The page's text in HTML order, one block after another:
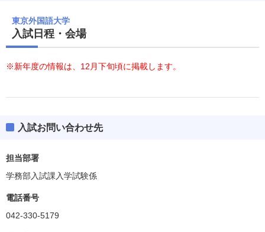
東京外国語大学
入試日程・会場
※新年度の情報は、12月下旬頃に掲載します。
入試お問い合わせ先
担当部署
学務部入試課入学試験係
電話番号
042-330-5179